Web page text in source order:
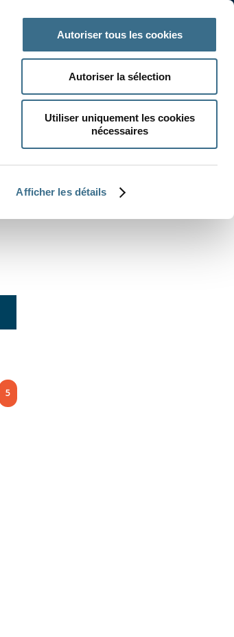
Afficher les détails
Autoriser tous les cookies
Autoriser la sélection
Utiliser uniquement les cookies
nécessaires
5